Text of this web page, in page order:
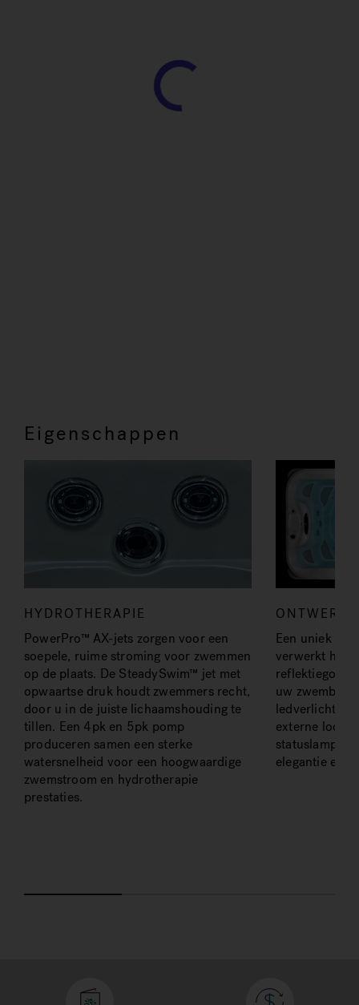
Eigenschappen
HYDROTHERAPIE
PowerPro™ AX-jets zorgen voor een
soepele, ruime stroming voor zwemmen
op de plaats. De SteadySwim™ jet met
opwaartse druk houdt zwemmers recht,
door u in de juiste lichaamshouding te
tillen. Een 4pk en 5pk pomp
produceren samen een sterke
watersnelheid voor een hoogwaardige
zwemstroom en hydrotherapie
prestaties.
ONTWERP
Een uniek
verwerkt
uw
externe
statuslampje
elegantie en